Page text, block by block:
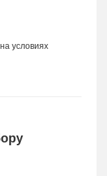
условиях